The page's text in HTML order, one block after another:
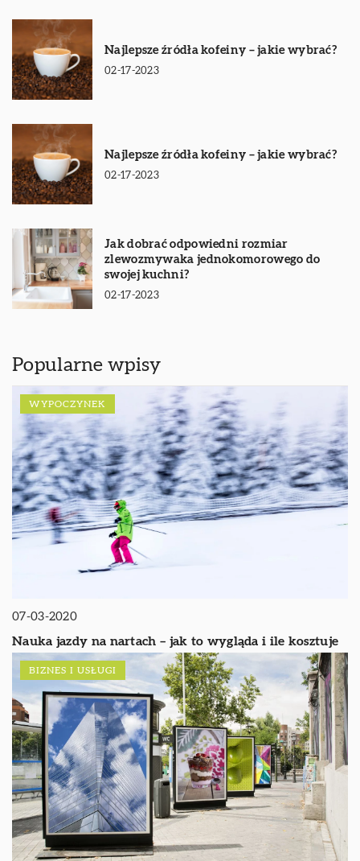
Najlepsze źródła kofeiny – jakie wybrać?
02-17-2023
Najlepsze źródła kofeiny – jakie wybrać?
02-17-2023
Jak dobrać odpowiedni rozmiar
zlewozmywaka jednokomorowego do
swojej kuchni?
02-17-2023
Popularne wpisy
WYPOCZYNEK
07-03-2020
Nauka jazdy na nartach – jak to wygląda i ile kosztuje
BIZNES I USŁUGI